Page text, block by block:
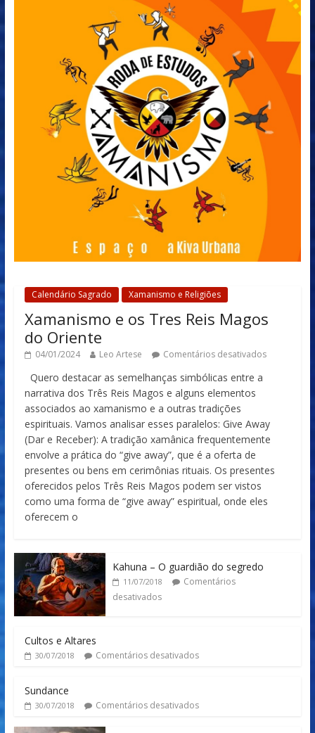
Calendário Sagrado Xamanismo e Religiões
Xamanismo e os Tres Reis Magos
do Oriente
04/01/2024 Leo Artese Comentários desativados
Quero destacar as semelhanças simbólicas entre a
narrativa dos Três Reis Magos e alguns elementos
associados ao xamanismo e a outras tradições
espirituais. Vamos analisar esses paralelos: Give Away
(Dar e Receber): A tradição xamânica frequentemente
envolve a prática do “give away”, que é a oferta de
presentes ou bens em cerimônias rituais. Os presentes
oferecidos pelos Três Reis Magos podem ser vistos
como uma forma de “give away” espiritual, onde eles
oferecem o
Kahuna – O guardião do segredo
11/07/2018
Comentários
desativados
Cultos e Altares
30/07/2018 Comentários desativados
Sundance
30/07/2018 Comentários desativados